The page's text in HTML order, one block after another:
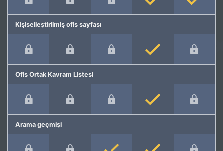
Kişiselleştirilmiş ofis sayfası
Ofis Ortak Kavram Listesi
Arama geçmişi